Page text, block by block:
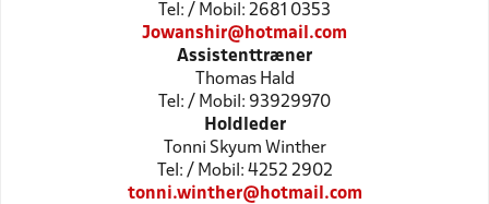
Tel: / Mobil: 2681 0353
Jowanshir@hotmail.com
Assistenttræner
Thomas Hald
Tel: / Mobil: 93929970
Holdleder
Tonni Skyum Winther
Tel: / Mobil: 4252 2902
tonni.winther@hotmail.com